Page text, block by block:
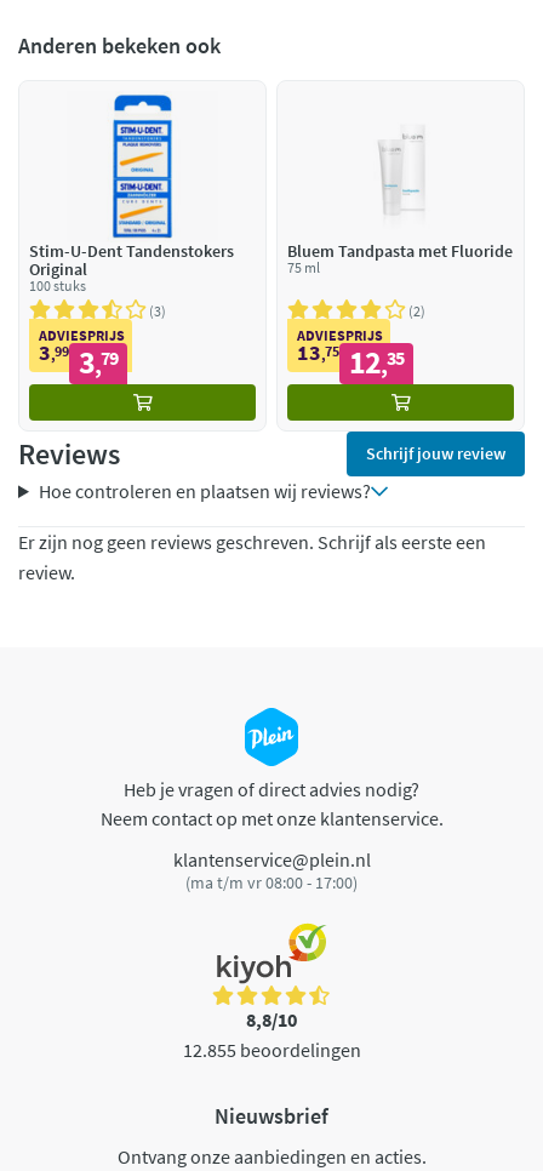
Anderen bekeken ook
Stim-U-Dent Tandenstokers
Original
100 stuks
3
ADVIESPRIJS
3,99 3,79
Bluem Tandpasta met Fluoride
75 ml
2
ADVIESPRIJS
13,75 12,35
Reviews Schrijf jouw review
Hoe controleren en plaatsen wij reviews?
Er zijn nog geen reviews geschreven. Schrijf als eerste een
review.
Heb je vragen of direct advies nodig?
Neem contact op met onze klantenservice.
klantenservice@plein.nl
(ma t/m vr 08:00 - 17:00)
8,8/10
12.855 beoordelingen
Nieuwsbrief
Ontvang onze aanbiedingen en acties.